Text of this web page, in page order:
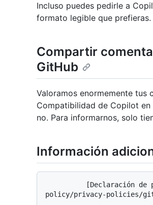
Incluso puedes pedirle a
formato legible que prefieras.
Compartir
GitHub
Valoramos enormemente tus
Compatibilidad de Copilot
no. Para informarnos, solo
Información